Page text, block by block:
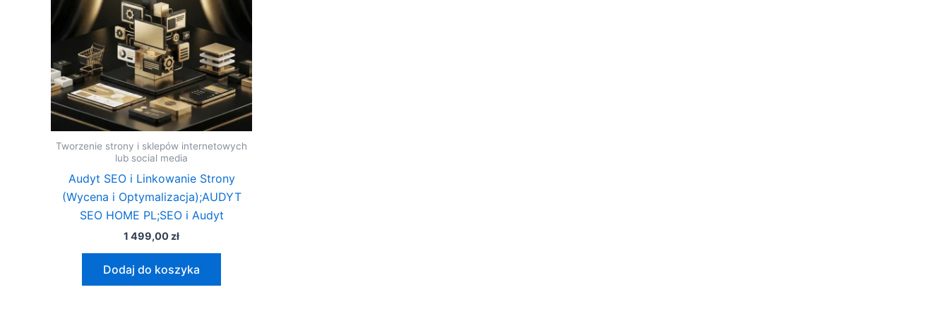
Tworzenie strony i sklepów internetowych
lub social media
Audyt SEO i Linkowanie Strony
(Wycena i Optymalizacja);AUDYT
SEO HOME PL;SEO i Audyt
1 499,00 zł
Dodaj do koszyka